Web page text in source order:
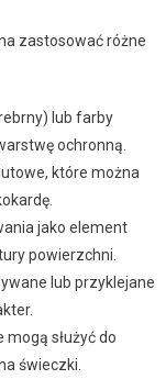
zastosować różne
lub farby
ochronną.
które można
jako element
powierzchni.
lub przyklejane
służyć do
świeczki.